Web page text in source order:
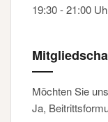
19:30 - 21:00
Möchten Sie
Ja,